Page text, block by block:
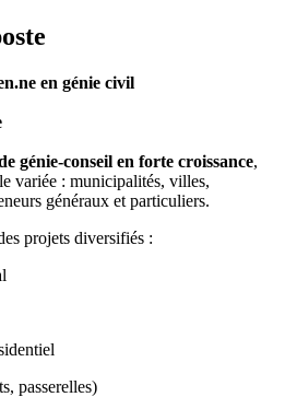
en génie civil
génie-conseil en forte croissance,
variée : municipalités, villes,
généraux et particuliers.
projets diversifiés :
passerelles)